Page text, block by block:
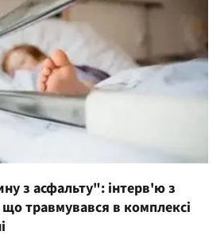
з асфальту": інтерв'ю з
травмувався в комплексі